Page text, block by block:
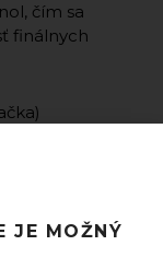
čím sa
finálnych
JE MOŽNÝ